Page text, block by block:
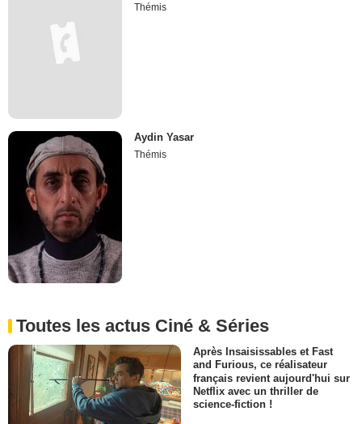
Thémis
Aydin Yasar
Thémis
Toutes les actus Ciné & Séries
Après Insaisissables et Fast
and Furious, ce réalisateur
français revient aujourd'hui sur
Netflix avec un thriller de
science-fiction !